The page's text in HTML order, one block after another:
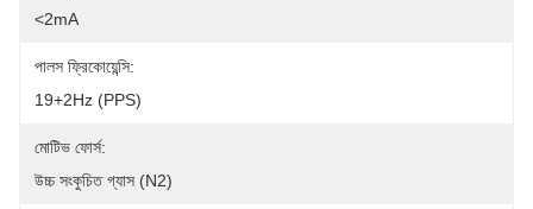
<2mA
পালস ফ্রিকোয়েন্সি:
19+2Hz (PPS)
মোটিভ ফোর্স:
উচ্চ সংকুচিত গ্যাস (N2)